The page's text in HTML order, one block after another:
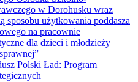
w Dorohusku wraz
sposobu użytkowania poddasza
na pracownie
dla dzieci i młodzieży
Polski Ład: Program